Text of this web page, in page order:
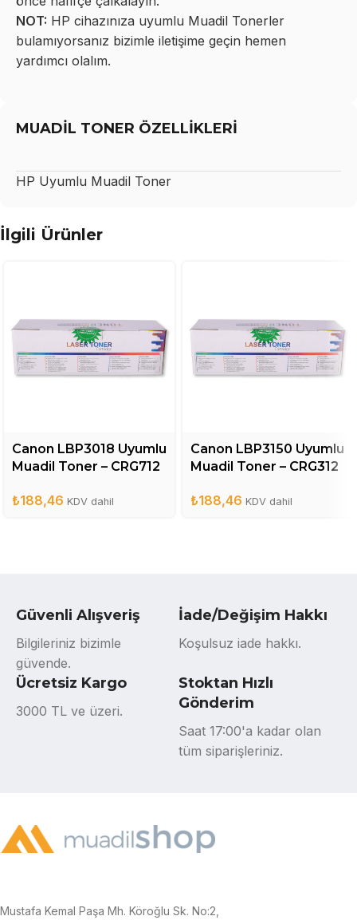
NOT: HP cihazınıza uyumlu Muadil Tonerler
bulamıyorsanız bizimle iletişime geçin hemen
yardımcı olalım.
MUADİL TONER ÖZELLİKLERİ
HP Uyumlu Muadil Toner
İlgili Ürünler
Canon LBP3018 Uyumlu
Muadil Toner – CRG712
₺188,46 KDV dahil
Canon LBP3150 Uyumlu
Muadil Toner – CRG312
₺188,46 KDV dahil
Güvenli Alışveriş
Bilgileriniz bizimle
güvende.
İade/Değişim Hakkı
Koşulsuz iade hakkı.
Ücretsiz Kargo
3000 TL ve üzeri.
Stoktan Hızlı
Gönderim
Saat 17:00'a kadar olan
tüm siparişleriniz.
Mustafa Kemal Paşa Mh. Köroğlu Sk. No:2,